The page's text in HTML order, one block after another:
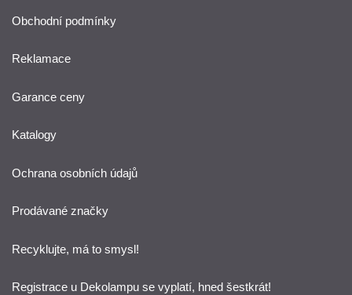
Obchodní podmínky
Reklamace
Garance ceny
Katalogy
Ochrana osobních údajů
Prodávané značky
Recyklujte, má to smysl!
Registrace u Dekolampu se vyplatí, hned šestkrát!